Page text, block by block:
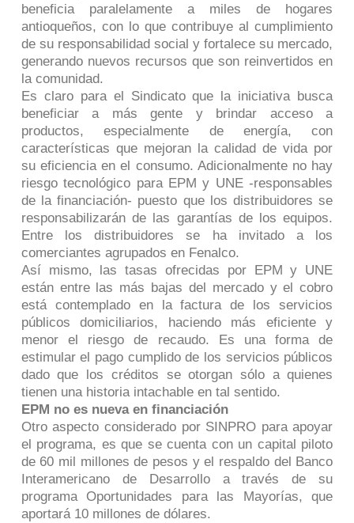
beneficia paralelamente a miles de hogares
antioqueños, con lo que contribuye al cumplimiento
de su responsabilidad social y fortalece su mercado,
generando nuevos recursos que son reinvertidos en
la comunidad.
Es claro para el Sindicato que la iniciativa busca
beneficiar a más gente y brindar acceso a
productos, especialmente de energía, con
características que mejoran la calidad de vida por
su eficiencia en el consumo. Adicionalmente no hay
riesgo tecnológico para EPM y UNE -responsables
de la financiación- puesto que los distribuidores se
responsabilizarán de las garantías de los equipos.
Entre los distribuidores se ha invitado a los
comerciantes agrupados en Fenalco.
Así mismo, las tasas ofrecidas por EPM y UNE
están entre las más bajas del mercado y el cobro
está contemplado en la factura de los servicios
públicos domiciliarios, haciendo más eficiente y
menor el riesgo de recaudo. Es una forma de
estimular el pago cumplido de los servicios públicos
dado que los créditos se otorgan sólo a quienes
tienen una historia intachable en tal sentido.
EPM no es nueva en financiación
Otro aspecto considerado por SINPRO para apoyar
el programa, es que se cuenta con un capital piloto
de 60 mil millones de pesos y el respaldo del Banco
Interamericano de Desarrollo a través de su
programa Oportunidades para las Mayorías, que
aportará 10 millones de dólares.